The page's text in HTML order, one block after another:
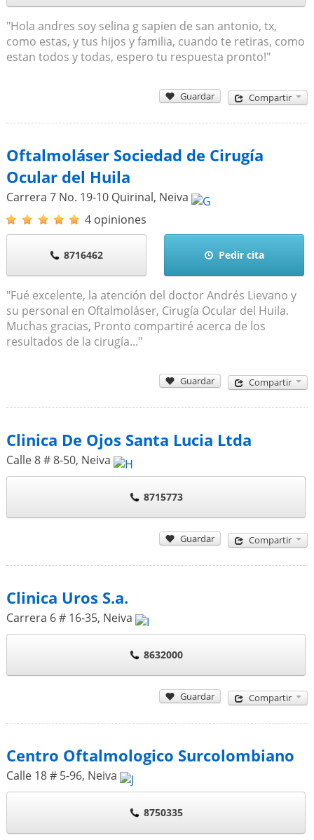
"Hola andres soy selina g sapien de san antonio, tx,
como estas, y tus hijos y familia, cuando te retiras, como
estan todos y todas, espero tu respuesta pronto!"
Guardar Compartir
Oftalmoláser Sociedad de Cirugía
Ocular del Huila
Carrera 7 No. 19-10 Quirinal, Neiva
4 opiniones
8716462 Pedir cita
"Fué excelente, la atención del doctor Andrés Lievano y
su personal en Oftalmoláser, Cirugía Ocular del Huila.
Muchas gracias, Pronto compartiré acerca de los
resultados de la cirugía..."
Guardar Compartir
Clinica De Ojos Santa Lucia Ltda
Calle 8 # 8-50, Neiva
8715773
Guardar Compartir
Clinica Uros S.a.
Carrera 6 # 16-35, Neiva
8632000
Guardar Compartir
Centro Oftalmologico Surcolombiano
Calle 18 # 5-96, Neiva
8750335